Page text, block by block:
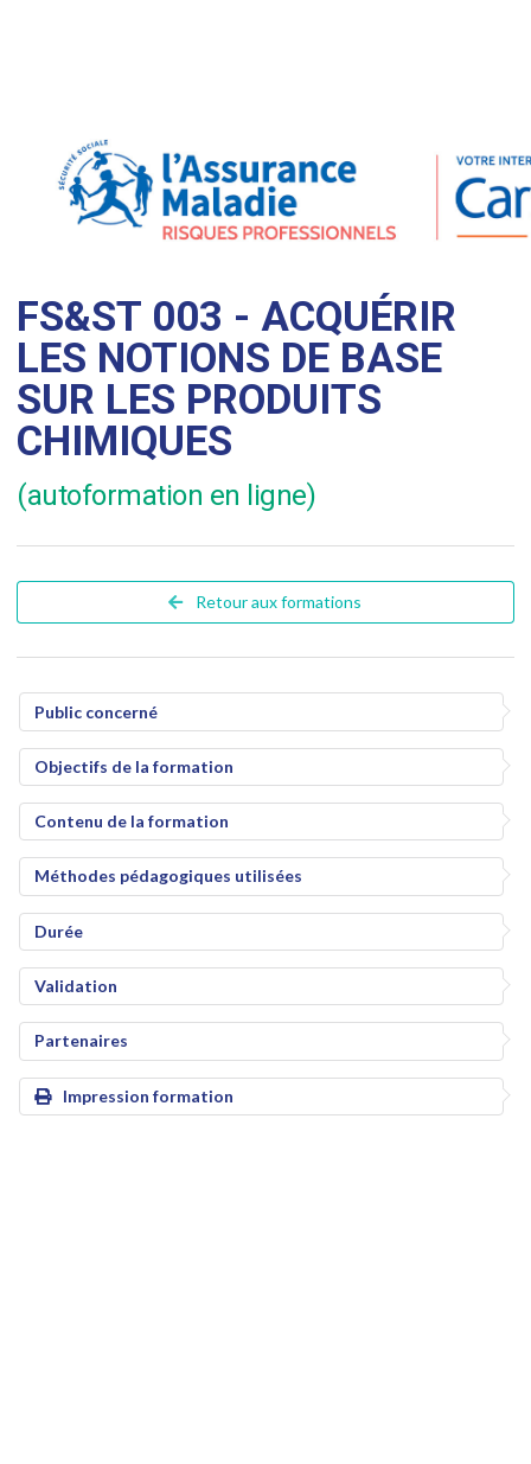
FS&ST 003 - ACQUÉRIR
LES NOTIONS DE BASE
SUR LES PRODUITS
CHIMIQUES
(autoformation en ligne)
Retour aux formations
Public concerné
Objectifs de la formation
Contenu de la formation
Méthodes pédagogiques utilisées
Durée
Validation
Partenaires
Impression formation